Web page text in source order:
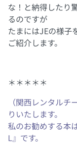
な！と納得したり
るのですが
たまにはJEの様
ご紹介します。
＊＊＊＊＊
（関西レンタル
りいたします。
私のお勧めする本
L』です。